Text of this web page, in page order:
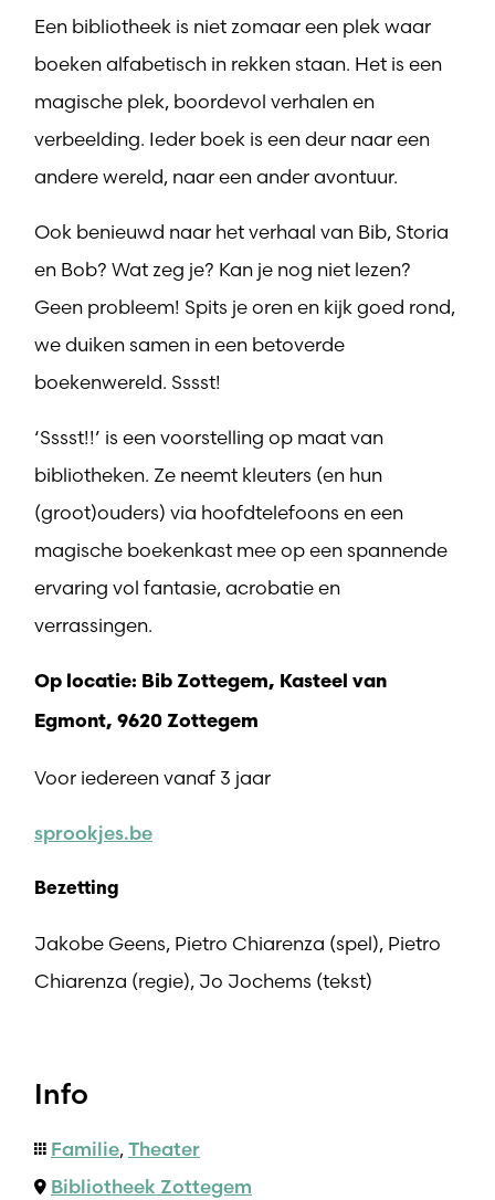
Een bibliotheek is niet zomaar een plek waar
boeken alfabetisch in rekken staan. Het is een
magische plek, boordevol verhalen en
verbeelding. Ieder boek is een deur naar een
andere wereld, naar een ander avontuur.
Ook benieuwd naar het verhaal van Bib, Storia
en Bob? Wat zeg je? Kan je nog niet lezen?
Geen probleem! Spits je oren en kijk goed rond,
we duiken samen in een betoverde
boekenwereld. Sssst!
‘Sssst!!’ is een voorstelling op maat van
bibliotheken. Ze neemt kleuters (en hun
(groot)ouders) via hoofdtelefoons en een
magische boekenkast mee op een spannende
ervaring vol fantasie, acrobatie en
verrassingen.
Op locatie: Bib Zottegem, Kasteel van
Egmont, 9620 Zottegem
Voor iedereen vanaf 3 jaar
sprookjes.be
Bezetting
Jakobe Geens, Pietro Chiarenza (spel), Pietro
Chiarenza (regie), Jo Jochems (tekst)
Info
Familie,Theater
Bibliotheek Zottegem